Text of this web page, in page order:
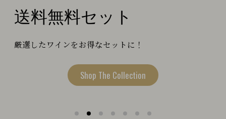
7.8月は1,00 0円オ
送料無料セ ッ ト
厳選したワインをお得なセットに！
Shop The Collection
島ワイン
アロマティ ッ ク
HouseWin eCo
ITALIANW IN E
WINEGIFT